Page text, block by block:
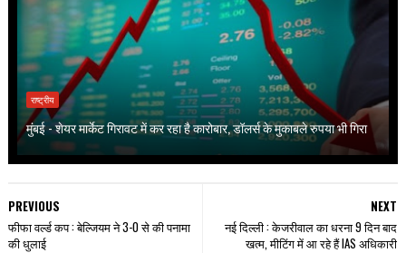
राष्ट्रीय
मुंबई - शेयर मार्केट गिरावट में कर रहा है कारोबार, डॉलर्स के मुकाबले रुपया भी गिरा
NEXT
नई दिल्ली : केजरीवाल का धरना 9 दिन बाद
खत्म, मीटिंग में आ रहे हैं IAS अधिकारी
PREVIOUS
फीफा वर्ल्ड कप : बेल्जियम ने 3-0 से की पनामा
की धुलाई